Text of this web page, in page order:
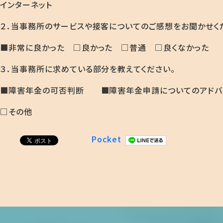
インターネット
２．当事務所のサービスや接客についてのご感想をお聞かせく
■非常に良かった □良かった □普通 □良くなかった
３．当事務所に求めている部分を教えてください。
■障害年金の可否判断 ■障害年金申請についてのアドバ
□その他
Pocket